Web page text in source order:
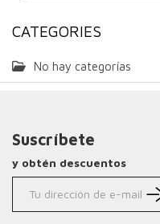
CATEGORIES
No hay categorías
Suscríbete
y obtén descuentos